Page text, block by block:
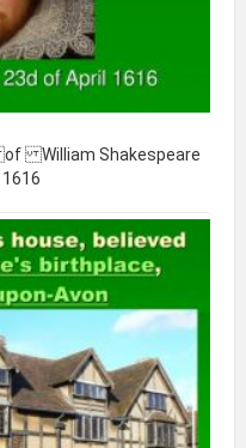
of William Shakespeare